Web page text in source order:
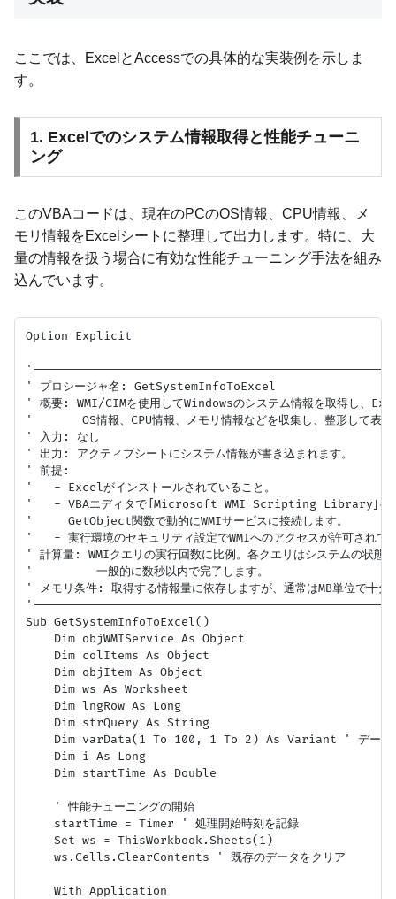
ここでは、ExcelとAccessでの具体的な実装例を示しま
す。
1. Excelでのシステム情報取得と性能チューニ
ング
このVBAコードは、現在のPCのOS情報、CPU情報、メ
モリ情報をExcelシートに整理して出力します。特に、大
量の情報を扱う場合に有効な性能チューニング手法を組み
込んでいます。
Option Explicit
' プロシージャ名: GetSystemInfoToExcel
' 概要: WMI/CIMを使用してWindowsのシステム情報を取得し、
'       OS情報、CPU情報、メモリ情報などを収集し、整形して表示
' 入力: なし
' 出力: アクティブシートにシステム情報が書き込まれます。
' 前提:
'   - Excelがインストールされていること。
'   - VBAエディタで「Microsoft WMI Scripting Library」への
'     GetObject関数で動的にWMIサービスに接続します。
'   - 実行環境のセキュリティ設定でWMIへのアクセスが許可されて
' 計算量: WMIクエリの実行回数に比例。各クエリはシステムの状態
'         一般的に数秒以内で完了します。
' メモリ条件: 取得する情報量に依存しますが、通常はMB単位で十分
Sub GetSystemInfoToExcel()
    Dim objWMIService As Object
    Dim colItems As Object
    Dim objItem As Object
    Dim ws As Worksheet
    Dim lngRow As Long
    Dim strQuery As String
Dim varData(1 To 100, 1 To 2) As Variant ' データバ
    Dim i As Long
    Dim startTime As Double
    ' 性能チューニングの開始
    startTime = Timer ' 処理開始時刻を記録
    Set ws = ThisWorkbook.Sheets(1)
    ws.Cells.ClearContents ' 既存のデータをクリア
    With Application